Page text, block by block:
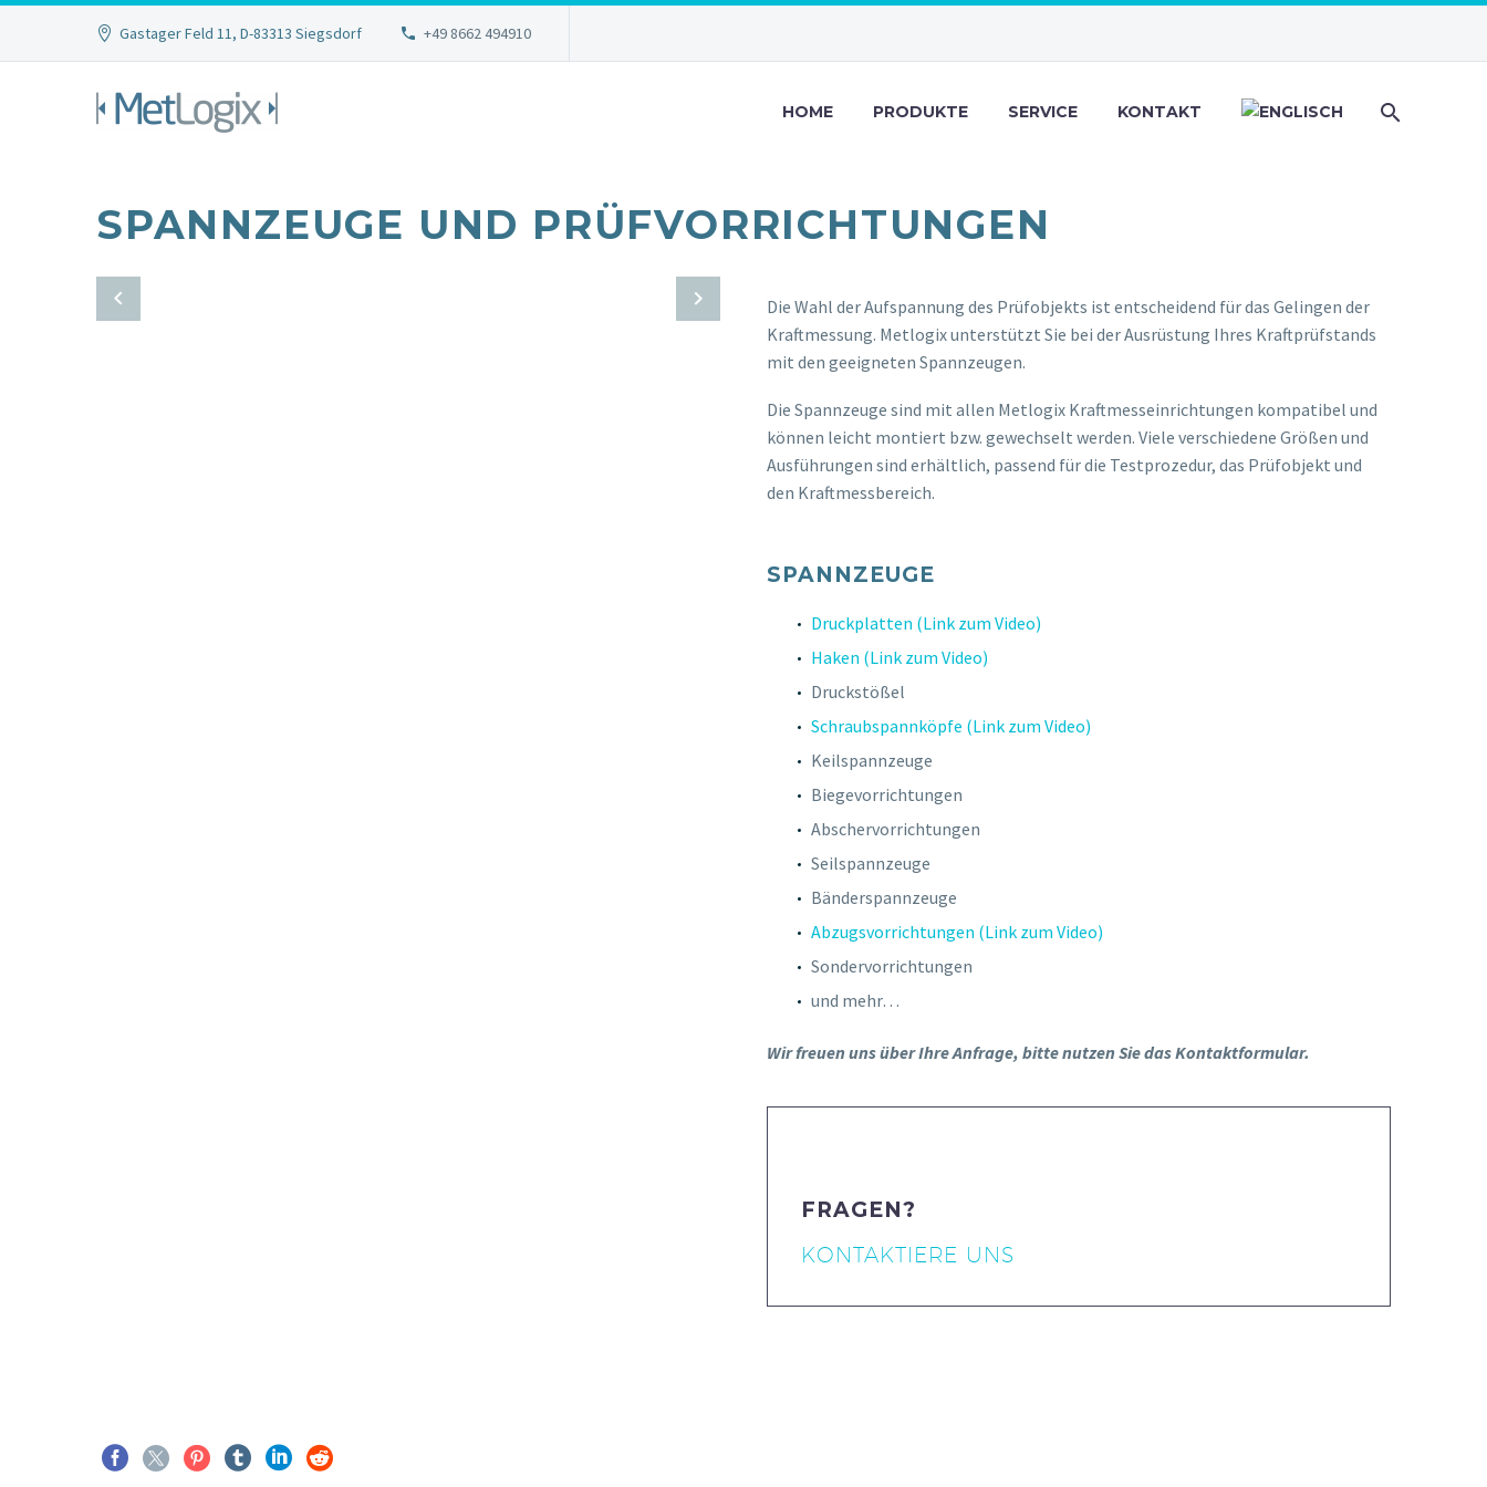
Gastager Feld 11, D-83313 Siegsdorf +49 8662 494910
HOME PRODUKTE SERVICE KONTAKT
SPANNZEUGE UND PRÜFVORRICHTUNGEN
Die Wahl der Aufspannung des Prüfobjekts ist entscheidend für das Gelingen der
Kraftmessung. Metlogix unterstützt Sie bei der Ausrüstung Ihres Kraftprüfstands
mit den geeigneten Spannzeugen.
Die Spannzeuge sind mit allen Metlogix Kraftmesseinrichtungen kompatibel und
können leicht montiert bzw. gewechselt werden. Viele verschiedene Größen und
Ausführungen sind erhältlich, passend für die Testprozedur, das Prüfobjekt und
den Kraftmessbereich.
SPANNZEUGE
Druckplatten (Link zum Video)
Haken (Link zum Video)
Druckstößel
Schraubspannköpfe (Link zum Video)
Keilspannzeuge
Biegevorrichtungen
Abschervorrichtungen
Seilspannzeuge
Bänderspannzeuge
Abzugsvorrichtungen (Link zum Video)
Sondervorrichtungen
und mehr…
Wir freuen uns über Ihre Anfrage, bitte nutzen Sie das Kontaktformular.
FRAGEN?
KONTAKTIERE UNS